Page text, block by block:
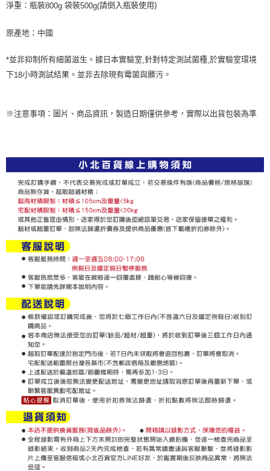
淨重：瓶裝800g 袋裝500g(請倒入瓶裝使用)
原產地：中國
*並非抑制所有細菌滋生。據日本實驗室 針對特定測試菌種 於實驗室環境
下18小時測試結果。並非去除現有霉菌與髒污。
※注意事項：圖片、商品資訊，製造日期僅供參考，實際以出貨包裝為準